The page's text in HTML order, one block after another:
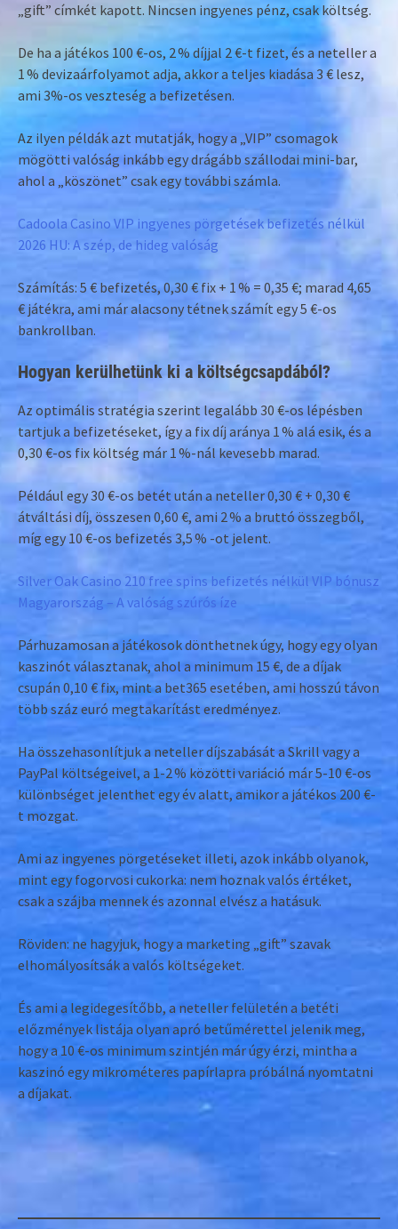
„gift” címkét kapott. Nincsen ingyenes pénz, csak költség.
De ha a játékos 100 €-os, 2 % díjjal 2 €-t fizet, és a neteller a
1 % devizaárfolyamot adja, akkor a teljes kiadása 3 € lesz,
ami 3%-os veszteség a befizetésen.
Az ilyen példák azt mutatják, hogy a „VIP” csomagok
mögötti valóság inkább egy drágább szállodai mini-bar,
ahol a „köszönet” csak egy további számla.
Cadoola Casino VIP ingyenes pörgetések befizetés nélkül
2026 HU: A szép, de hideg valóság
Számítás: 5 € befizetés, 0,30 € fix + 1 % = 0,35 €; marad 4,65
€ játékra, ami már alacsony tétnek számít egy 5 €-os
bankrollban.
Hogyan kerülhetünk ki a költségcsapdából?
Az optimális stratégia szerint legalább 30 €-os lépésben
tartjuk a befizetéseket, így a fix díj aránya 1 % alá esik, és a
0,30 €-os fix költség már 1 %-nál kevesebb marad.
Például egy 30 €-os betét után a neteller 0,30 € + 0,30 €
átváltási díj, összesen 0,60 €, ami 2 % a bruttó összegből,
míg egy 10 €-os befizetés 3,5 % -ot jelent.
Silver Oak Casino 210 free spins befizetés nélkül VIP bónusz
Magyarország – A valóság szúrós íze
Párhuzamosan a játékosok dönthetnek úgy, hogy egy olyan
kaszinót választanak, ahol a minimum 15 €, de a díjak
csupán 0,10 € fix, mint a bet365 esetében, ami hosszú távon
több száz euró megtakarítást eredményez.
Ha összehasonlítjuk a neteller díjszabását a Skrill vagy a
PayPal költségeivel, a 1‑2 % közötti variáció már 5‑10 €-os
különbséget jelenthet egy év alatt, amikor a játékos 200 €-
t mozgat.
Ami az ingyenes pörgetéseket illeti, azok inkább olyanok,
mint egy fogorvosi cukorka: nem hoznak valós értéket,
csak a szájba mennek és azonnal elvész a hatásuk.
Röviden: ne hagyjuk, hogy a marketing „gift” szavak
elhomályosítsák a valós költségeket.
És ami a legidegesítőbb, a neteller felületén a betéti
előzmények listája olyan apró betűmérettel jelenik meg,
hogy a 10 €-os minimum szintjén már úgy érzi, mintha a
kaszinó egy mikrométeres papírlapra próbálná nyomtatni
a díjakat.